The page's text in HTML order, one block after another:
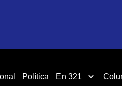
Política En 321